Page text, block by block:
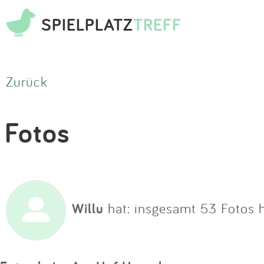
SPIELPLATZTREFF
Zurück
Fotos
Willu hat: insgesamt 53 Fotos